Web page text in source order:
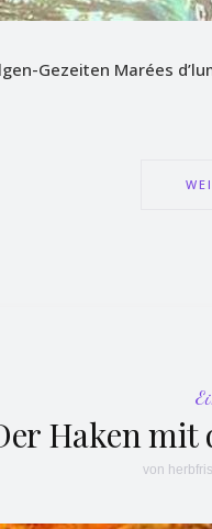
Gezeiten Marées
Haken mit
von